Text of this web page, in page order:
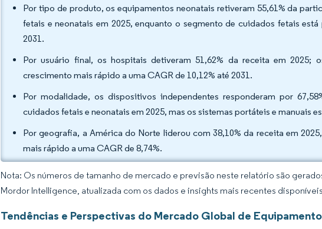
Por tipo de produto, os equipamentos neonatais retiveram 55,61% da
fetais e neonatais em 2025, enquanto o segmento de cuidados fetais
2031.
Por usuário final, os hospitais detiveram 51,62% da receita em 2025;
crescimento mais rápido a uma CAGR de 10,12% até 2031.
Por modalidade, os dispositivos independentes responderam por
cuidados fetais e neonatais em 2025, mas os sistemas portáteis e manuais
Por geografia, a América do Norte liderou com 38,10% da receita em
mais rápido a uma CAGR de 8,74%.
Nota: Os números de tamanho de mercado e previsão neste relatório são
Mordor Intelligence, atualizada com os dados e insights mais recentes
Tendências e Perspectivas do Mercado Global de